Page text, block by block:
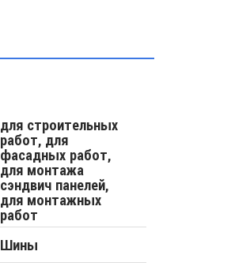
для строительных
работ, для
фасадных работ,
для монтажа
сэндвич панелей,
для монтажных
работ
Шины